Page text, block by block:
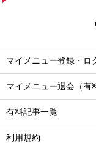
マイメニュー登録・ロ
マイメニュー退会（有
有料記事一覧
利用規約